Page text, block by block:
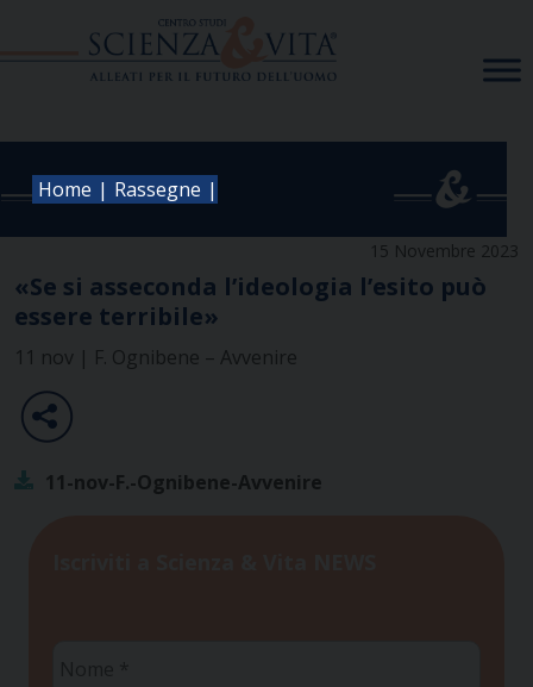
Home | Rassegne |
15 Novembre 2023
«Se si asseconda l’ideologia l’esito può
essere terribile»
11 nov | F. Ognibene – Avvenire
11-nov-F.-Ognibene-Avvenire